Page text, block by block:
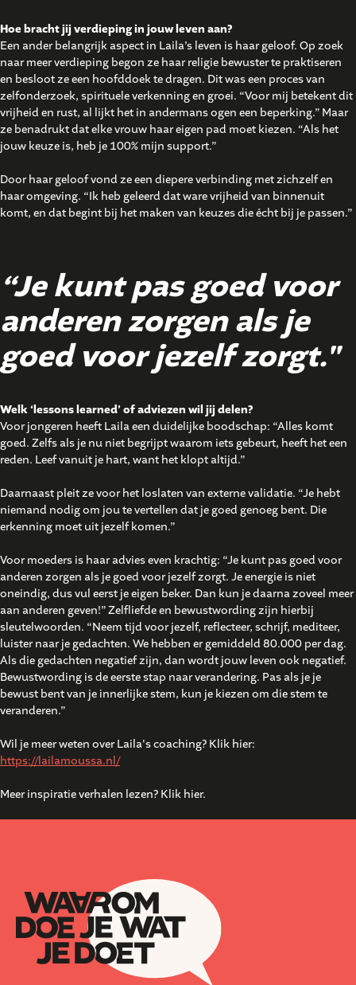
Hoe bracht jij verdieping in jouw leven aan?
Een ander belangrijk aspect in Laila’s leven is haar geloof. Op zoek
naar meer verdieping begon ze haar religie bewuster te praktiseren
en besloot ze een hoofddoek te dragen. Dit was een proces van
zelfonderzoek, spirituele verkenning en groei. “Voor mij betekent dit
vrijheid en rust, al lijkt het in andermans ogen een beperking.” Maar
ze benadrukt dat elke vrouw haar eigen pad moet kiezen. “Als het
jouw keuze is, heb je 100% mijn support.”
Door haar geloof vond ze een diepere verbinding met zichzelf en
haar omgeving. “Ik heb geleerd dat ware vrijheid van binnenuit
komt, en dat begint bij het maken van keuzes die écht bij je passen.”
“Je kunt pas goed voor
anderen zorgen als je
goed voor jezelf zorgt."
Welk ‘lessons learned’ of adviezen wil jij delen?
Voor jongeren heeft Laila een duidelijke boodschap: “Alles komt
goed. Zelfs als je nu niet begrijpt waarom iets gebeurt, heeft het een
reden. Leef vanuit je hart, want het klopt altijd.”
Daarnaast pleit ze voor het loslaten van externe validatie. “Je hebt
niemand nodig om jou te vertellen dat je goed genoeg bent. Die
erkenning moet uit jezelf komen.”
Voor moeders is haar advies even krachtig: “Je kunt pas goed voor
anderen zorgen als je goed voor jezelf zorgt. Je energie is niet
oneindig, dus vul eerst je eigen beker. Dan kun je daarna zoveel meer
aan anderen geven!” Zelfliefde en bewustwording zijn hierbij
sleutelwoorden. “Neem tijd voor jezelf, reflecteer, schrijf, mediteer,
luister naar je gedachten. We hebben er gemiddeld 80.000 per dag.
Als die gedachten negatief zijn, dan wordt jouw leven ook negatief.
Bewustwording is de eerste stap naar verandering. Pas als je je
bewust bent van je innerlijke stem, kun je kiezen om die stem te
veranderen.”
Wil je meer weten over Laila's coaching? Klik hier:
https://lailamoussa.nl/
Meer inspiratie verhalen lezen? Klik hier.